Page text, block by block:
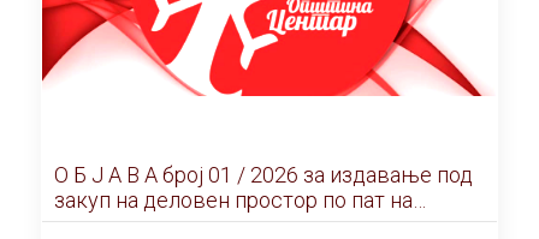
О Б Ј А В А брoj 01 / 2026 за издавање под
закуп на деловен простор по пат на
ЕЛЕКТРОНСКО ЈАВНО НАДДАВАЊЕ